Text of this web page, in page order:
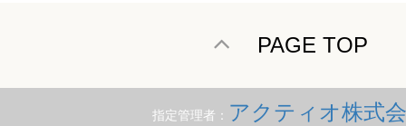
PAGE TOP
指定管理者： アクティオ株式